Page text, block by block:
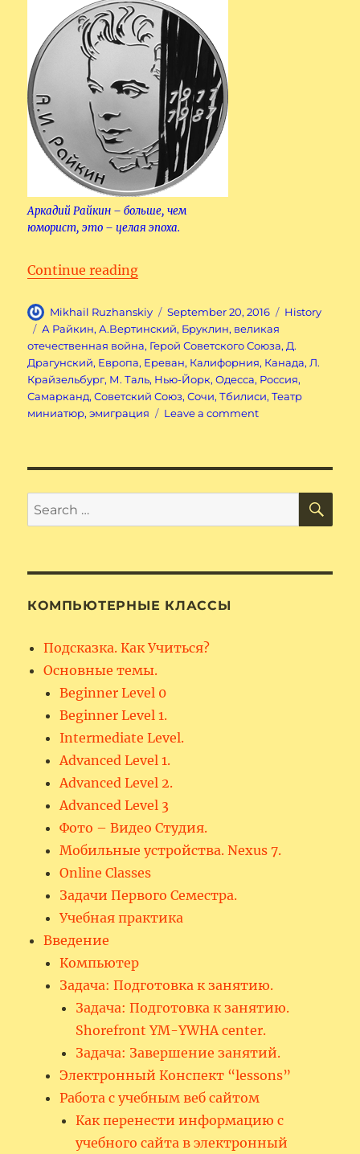
Аркадий Райкин – больше, чем
юморист, это – целая эпоха.
Continue reading“Мои современники.”
Author
Mikhail Ruzhanskiy
Posted
on
September 20, 2016 Categories
History
Tags
А Райкин,А.Вертинский, Бруклин, великая
отечественная война, Герой Советского Союза, Д.
Драгунский, Европа, Ереван, Калифорния, Канада, Л.
Крайзельбург, М. Таль, Нью-Йорк,Одесса, Россия,
Самарканд,Советский Союз,Сочи,Тбилиси,Театр
миниатюр,эмиграция Leave a commenton
Search
for:
КОМПЬЮТЕРНЫЕ КЛАССЫ
Подсказка. Как Учиться?
Основные темы.
Beginner Level 0
Beginner Level 1.
Intermediate Level.
Advanced Level 1.
Advanced Level 2.
Advanced Level 3
Фото – Видео Студия.
Мобильные устройства. Nexus 7.
Online Classes
Задачи Первого Семестра.
Учебная практика
Введение
Компьютер
Задача: Подготовка к занятию.
Задача: Подготовка к занятию.
Shorefront YM-YWHA center.
Задача: Завершение занятий.
Электронный Конспект “lessons”
Работа с учебным веб сайтом
Как перенести информацию с
учебного сайта в электронный